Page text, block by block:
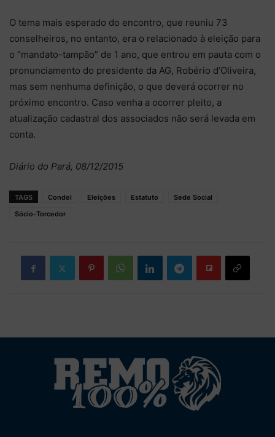
O tema mais esperado do encontro, que reuniu 73
conselheiros, no entanto, era o relacionado à eleição para
o “mandato-tampão” de 1 ano, que entrou em pauta com o
pronunciamento do presidente da AG, Robério d’Oliveira,
mas sem nenhuma definição, o que deverá ocorrer no
próximo encontro. Caso venha a ocorrer pleito, a
atualização cadastral dos associados não será levada em
conta.
Diário do Pará, 08/12/2015
TAGS Condel Eleições Estatuto
Sede Social
Sócio-Torcedor